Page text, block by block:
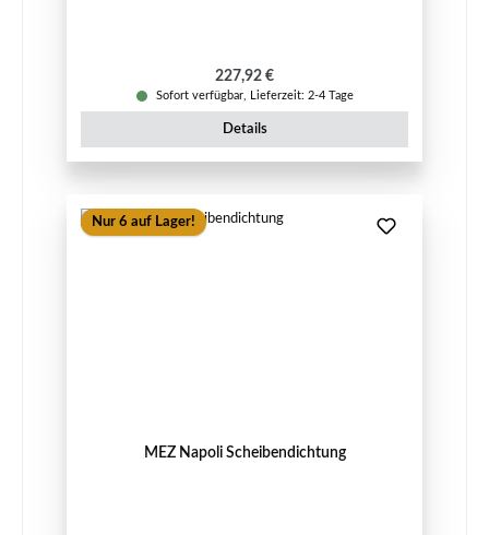
Regulärer Preis:
227,92 €
Sofort verfügbar, Lieferzeit: 2-4 Tage
Details
Nur 6 auf Lager!
MEZ Napoli Scheibendichtung